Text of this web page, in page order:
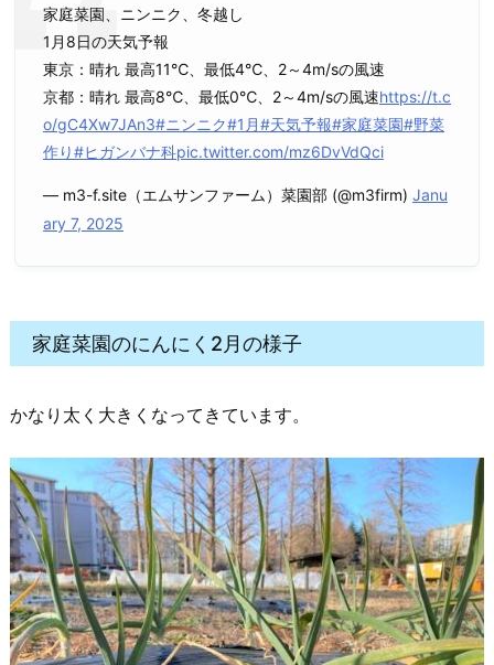
家庭菜園、ニンニク、冬越し
1月8日の天気予報
東京：晴れ 最高11℃、最低4℃、2～4m/sの風速
京都：晴れ 最高8℃、最低0℃、2～4m/sの風速https://t.c
o/gC4Xw7JAn3#ニンニク#1月#天気予報#家庭菜園#野菜
作り#ヒガンバナ科pic.twitter.com/mz6DvVdQci
— m3-f.site（エムサンファーム）菜園部 (@m3firm) Janu
ary 7, 2025
家庭菜園のにんにく2月の様子
かなり太く大きくなってきています。